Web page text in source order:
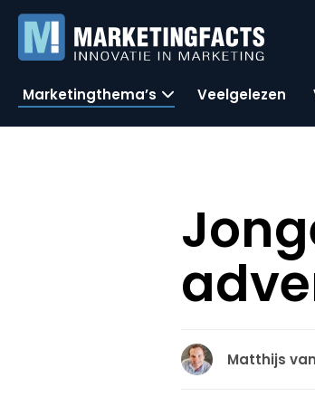
Marketingthema’s Veelgelezen
Matthijs